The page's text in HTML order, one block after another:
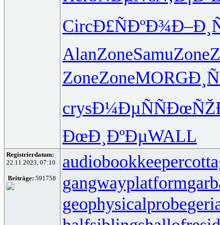
CircÐ£ÑÐºÐ¾
AlanZoneSamuZone
ZoneZoneMORG
crysÐ¼ÐµÑÑ
ÐœÐ¸ÐºÐµWALL
Registrierdatum:
22.11.2023, 07:10
Beiträge: 591758
audiobookkeeper
gangwayplatform
geophysicalprobe